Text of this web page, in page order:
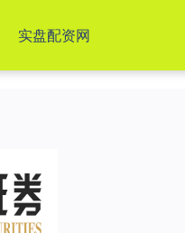
实盘配资网